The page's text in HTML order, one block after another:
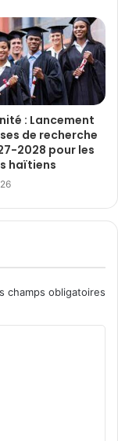
: Lancement
de recherche
2028 pour les
haïtiens
champs obligatoires